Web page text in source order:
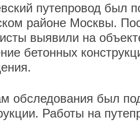
путепровод был
районе Москвы.
выявили на
бетонных
обследования был
Работы на